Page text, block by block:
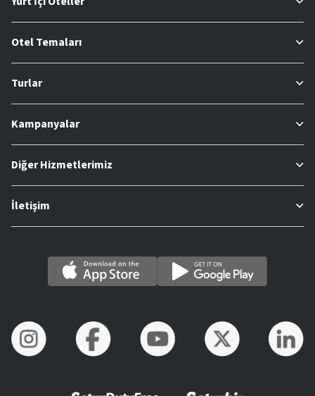
Otel Temaları
Turlar
Kampanyalar
Diğer Hizmetlerimiz
İletişim